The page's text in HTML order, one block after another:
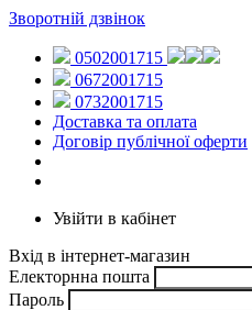
Зворотній дзвінок
0502001715
0672001715
0732001715
Доставка та оплата
Договір публічної оферти
Увійти в кабінет
Вхід в інтернет-магазин
Електорнна пошта
Пароль